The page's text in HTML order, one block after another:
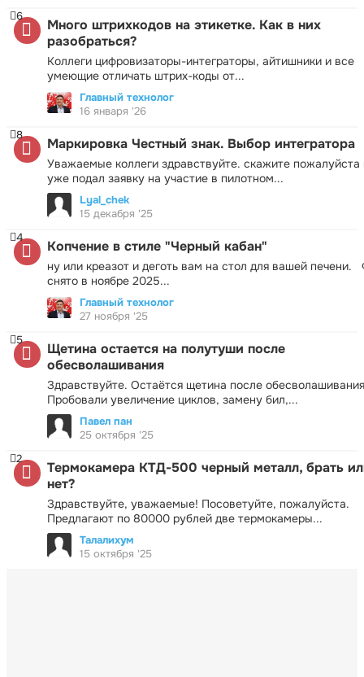
Много штрихкодов на этикетке. Как в них
разобраться?
Коллеги цифровизаторы-интеграторы, айтишники и все
умеющие отличать штрих-коды от...
6
Главный технолог
16 января '26
Маркировка Честный знак. Выбор интегратора
Уважаемые коллеги здравствуйте. скажите пожалуйста
уже подал заявку на участие в пилотном...
8
Lyal_chek
15 декабря '25
Копчение в стиле "Черный кабан"
ну или креазот и деготь вам на стол для вашей печени.
снято в ноябре 2025...
4
Главный технолог
27 ноября '25
Щетина остается на полутуши после
обесволашивания
Здравствуйте. Остаётся щетина после
Пробовали увеличение циклов, замену бил,...
5
Павел пан
25 октября '25
Термокамера КТД-500 черный металл, брать
нет?
Здравствуйте, уважаемые! Посоветуйте, пожалуйста.
Предлагают по 80000 рублей две термокамеры...
2
Талалихум
15 октября '25